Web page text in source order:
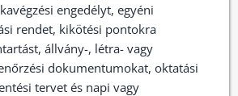
engedélyt, egyéni
rendet, kikötési pontokra
állvány-, létra- vagy
dokumentumokat, oktatási
tervet és napi vagy